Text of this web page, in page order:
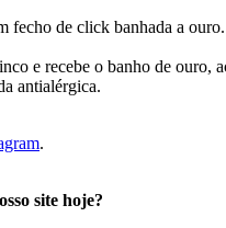
fecho de click banhada a ouro.
e recebe o banho de
antialérgica.
.
site hoje?